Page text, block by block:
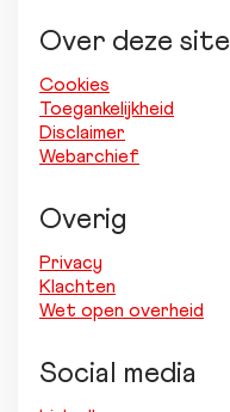
Over deze site
Cookies
Toegankelijkheid
Disclaimer
Webarchief
Overig
Privacy
Klachten
Wet open overheid
Social media